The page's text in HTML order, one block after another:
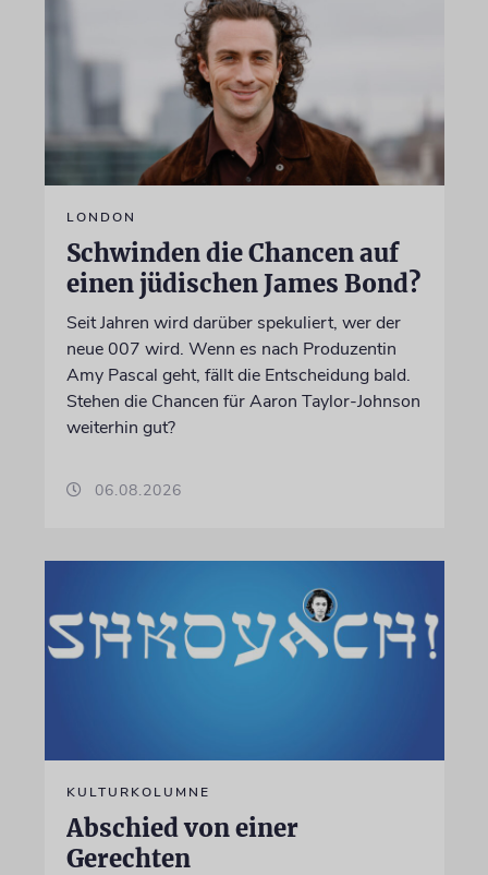
LONDON
Schwinden die Chancen auf
einen jüdischen James Bond?
Seit Jahren wird darüber spekuliert, wer der
neue 007 wird. Wenn es nach Produzentin
Amy Pascal geht, fällt die Entscheidung bald.
Stehen die Chancen für Aaron Taylor-Johnson
weiterhin gut?
06.08.2026
KULTURKOLUMNE
Abschied von einer
Gerechten